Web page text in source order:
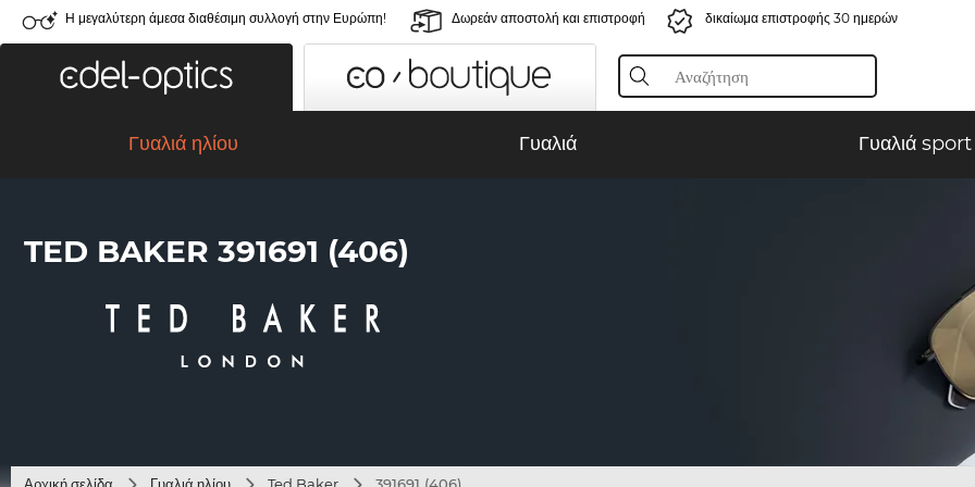
Η μεγαλύτερη άμεσα διαθέσιμη συλλογή στην Ευρώπη! Δωρεάν αποστολή και επιστροφή δικαίωμα επιστροφής 30 ημερών
Γυαλιά ηλίου Γυαλιά Γυαλιά sport
TED BAKER 391691 (406)